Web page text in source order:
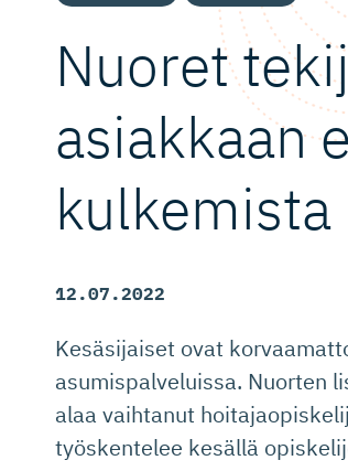
Nuoret
asiakkaan
kulkemista
12.07.2022
Kesäsijaiset ovat
asumispalveluissa. Nuorten
alaa vaihtanut
työskentelee kesällä